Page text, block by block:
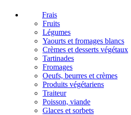
Frais
Fruits
Légumes
Yaourts et fromages blancs
Crèmes et desserts végétaux
Tartinades
Fromages
Oeufs, beurres et crèmes
Produits végétariens
Traiteur
Poisson, viande
Glaces et sorbets